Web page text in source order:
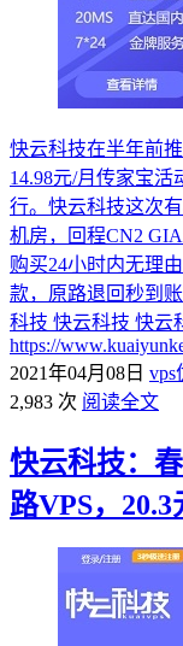
快云科技在半年前
14.98元/月传家宝
行。快云科技这次
机房，回程CN2
购买24小时内无理
款，原路退回秒到
科技 快云科技 快云
https://
2021年04月08日 vps
2,983 次 阅读全文
快云科技：
路VPS，